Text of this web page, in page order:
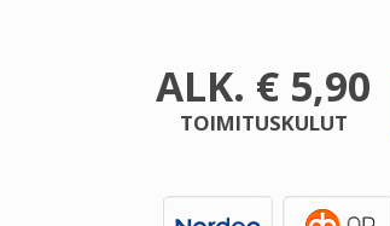
ALK. € 5,90
TOIMITUSKULUT